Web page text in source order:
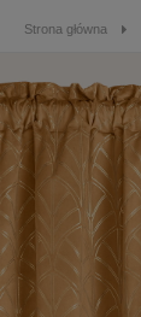
Strona główna